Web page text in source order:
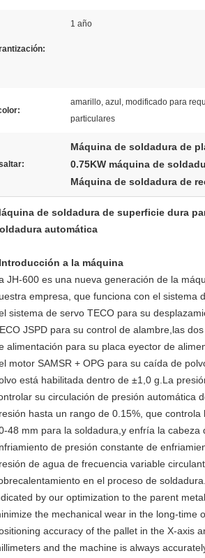
1 año
amarillo, azul, modificado para
particulares
Máquina de soldadura de
0.75KW máquina de
Máquina de soldadura de
de soldadura de superficie dura
automática
a la máquina
JH-600 es una nueva generación de la
empresa, que funciona con el sistema
sistema de servo TECO para su
JSPD para su control de alambre,las
alimentación para su placa eyector de
motor SAMSR + OPG para su caída de
está habilitada dentro de ±1,0 g.La
su circulación de presión automática
hasta un rango de 0.15%, que
48 mm para la soldadura,y enfría la
de presión constante de
de agua de frecuencia variable
en el proceso de
by our optimization to the parent
the mechanical wear in the long-time
accuracy of the pallet in the X-axis
and the machine is always